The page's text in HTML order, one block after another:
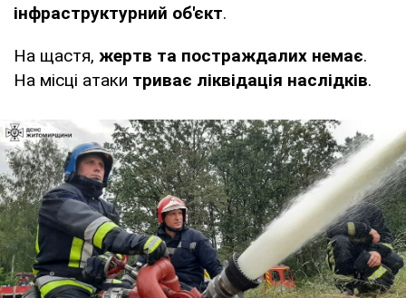
інфраструктурний об'єкт.
На щастя, жертв та постраждалих немає.
На місці атаки триває ліквідація наслідків.